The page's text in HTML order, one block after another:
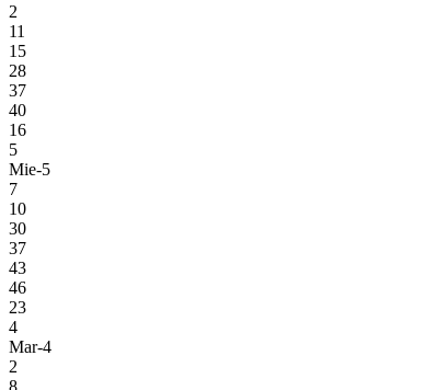
2
11
15
28
37
40
16
5
Mie-5
7
10
30
37
43
46
23
4
Mar-4
2
8